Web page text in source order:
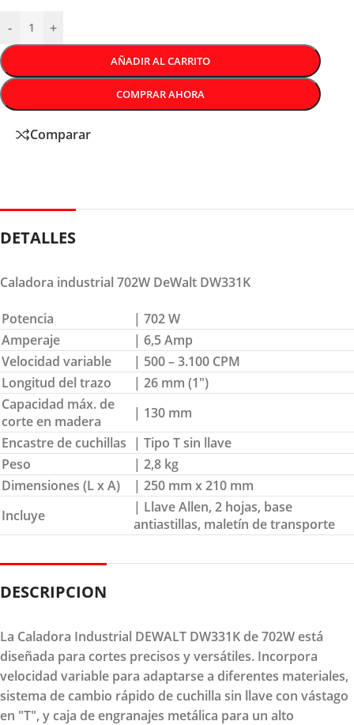
- +
AÑADIR AL CARRITO
COMPRAR AHORA
Comparar
DETALLES
Caladora industrial 702W DeWalt DW331K
Potencia
| 702 W
Amperaje
| 6,5 Amp
Velocidad variable
| 500 – 3.100 CPM
Longitud del trazo
| 26 mm (1″)
Capacidad máx. de
corte en madera
| 130 mm
Encastre de cuchillas | Tipo T sin llave
Peso
| 2,8 kg
Dimensiones (L x A)
| 250 mm x 210 mm
Incluye
| Llave Allen, 2 hojas, base
antiastillas, maletín de transporte
DESCRIPCION
La Caladora Industrial DEWALT DW331K de 702W está
diseñada para cortes precisos y versátiles. Incorpora
velocidad variable para adaptarse a diferentes materiales,
sistema de cambio rápido de cuchilla sin llave con vástago
en "T", y caja de engranajes metálica para un alto